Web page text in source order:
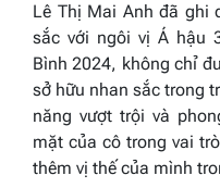
Lê Thị Mai Anh đã ghi
sắc với ngôi vị Á hậu
Bình 2024, không chỉ
sở hữu nhan sắc trong
năng vượt trội và
mặt của cô trong vai
thêm vị thế của mình